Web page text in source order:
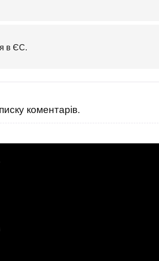
в ЄС.
коментарів.